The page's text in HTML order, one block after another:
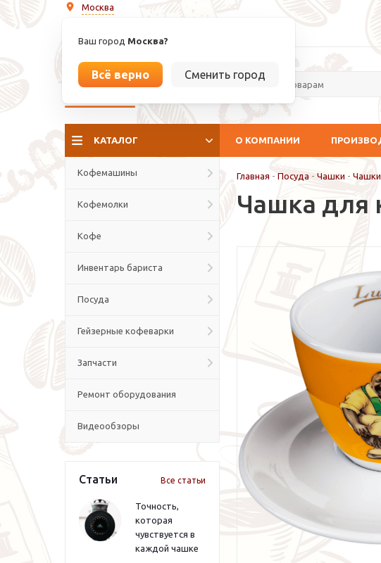
Москва
Ваш город Москва?
Всё верно Сменить город
La culture del caffé
КАТАЛОГ О КОМПАНИИ
Кофемашины
Кофемолки
Кофе
Инвентарь бариста
Посуда
Гейзерные кофеварки
Запчасти
Ремонт оборудования
Видеообзоры
Статьи Все статьи
Точность,
которая
чувствуется в
каждой чашке
Главная - Посуда - Чашки - Чашки
Чашка для